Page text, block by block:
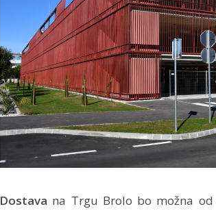
Dostava na Trgu Brolo bo možna